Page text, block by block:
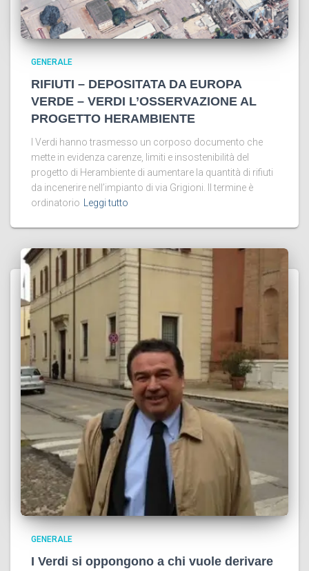
GENERALE
RIFIUTI – DEPOSITATA DA EUROPA
VERDE – VERDI L’OSSERVAZIONE AL
PROGETTO HERAMBIENTE
I Verdi hanno trasmesso un corposo documento che
mette in evidenza carenze, limiti e insostenibilità del
progetto di Herambiente di aumentare la quantità di rifiuti
da incenerire nell’impianto di via Grigioni. Il termine è
ordinatorio
Leggi tutto
GENERALE
I Verdi si oppongono a chi vuole derivare